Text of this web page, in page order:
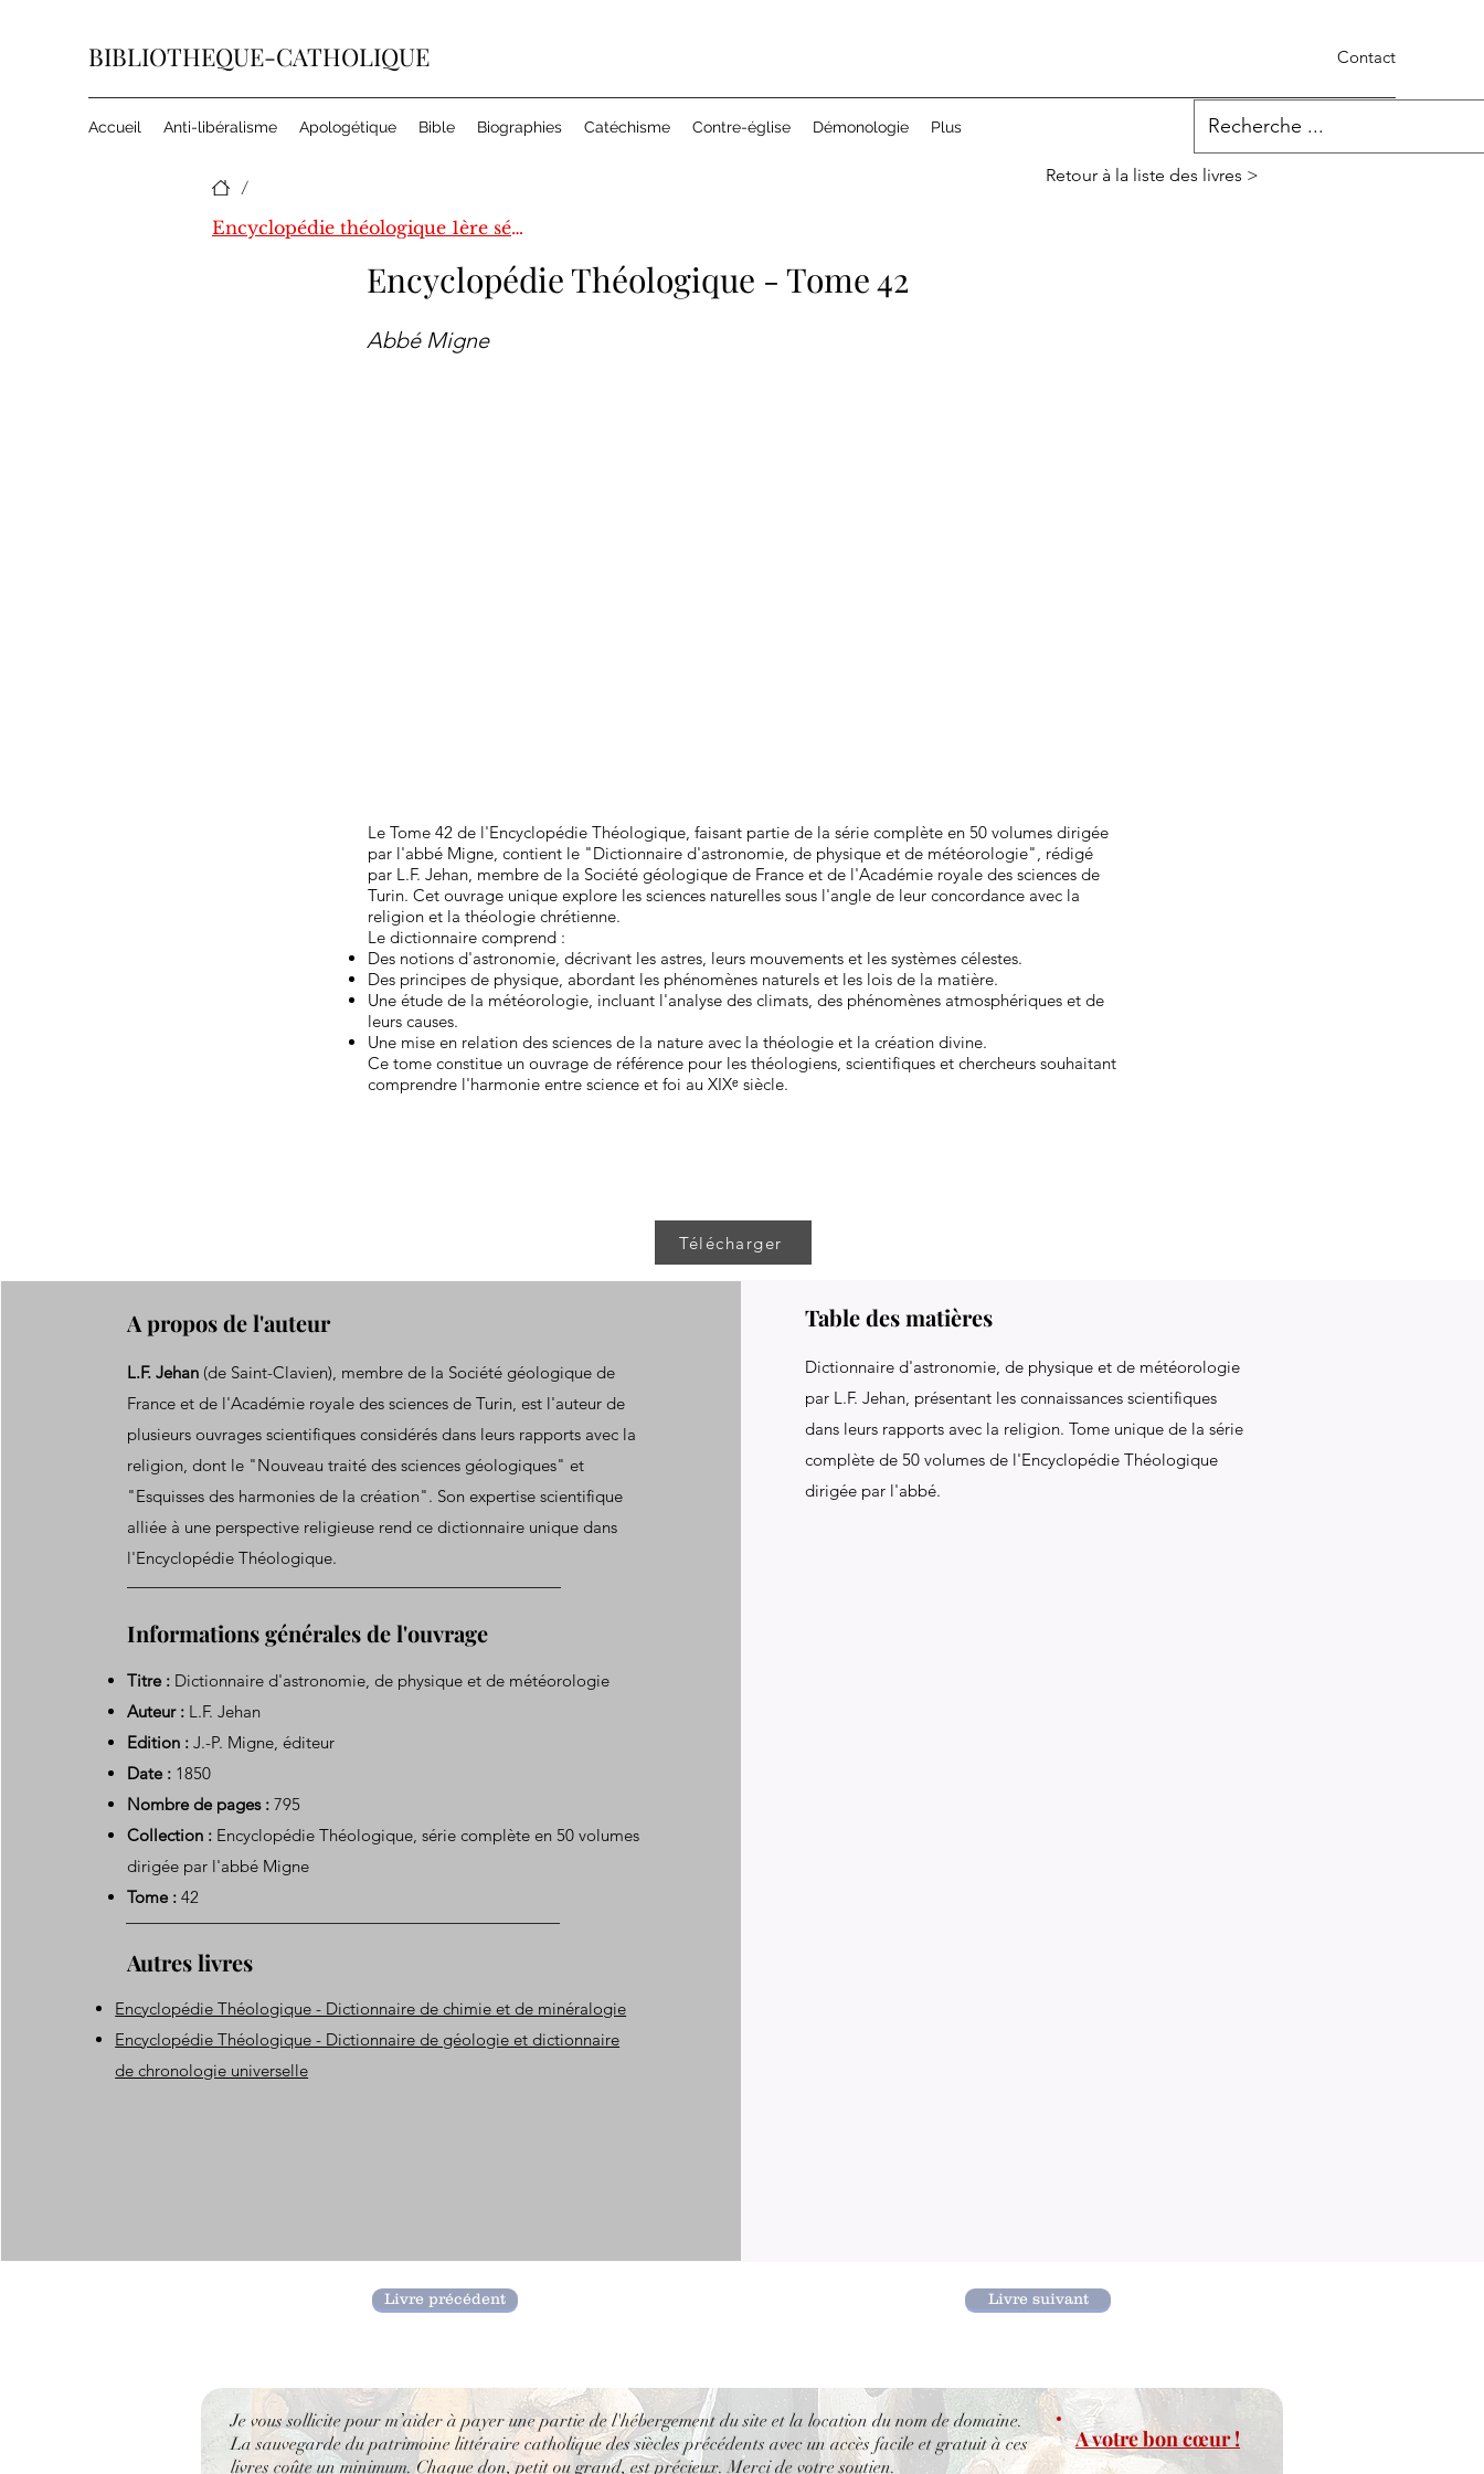
BIBLIOTHEQUE-CATHOLIQUE Contact
Accueil Anti-libéralisme Apologétique Bible Biographies Catéchisme Contre-église Démonologie Plus
/
Encyclopédie théologique 1ère série
Retour à la liste des livres >
Encyclopédie Théologique - Tome 42
Abbé Migne
Le Tome 42 de l'Encyclopédie Théologique, faisant partie de la série complète en 50 volumes dirigée
par l'abbé Migne, contient le "Dictionnaire d'astronomie, de physique et de météorologie", rédigé
par L.F. Jehan, membre de la Société géologique de France et de l'Académie royale des sciences de
Turin. Cet ouvrage unique explore les sciences naturelles sous l'angle de leur concordance avec la
religion et la théologie chrétienne.
Le dictionnaire comprend :
Des notions d'astronomie, décrivant les astres, leurs mouvements et les systèmes célestes.
Des principes de physique, abordant les phénomènes naturels et les lois de la matière.
Une étude de la météorologie, incluant l'analyse des climats, des phénomènes atmosphériques et de
leurs causes.
Une mise en relation des sciences de la nature avec la théologie et la création divine.
Ce tome constitue un ouvrage de référence pour les théologiens, scientifiques et chercheurs souhaitant
comprendre l'harmonie entre science et foi au XIXᵉ siècle.
Télécharger
A propos de l'auteur
L.F. Jehan (de Saint-Clavien), membre de la Société géologique de
France et de l'Académie royale des sciences de Turin, est l'auteur de
plusieurs ouvrages scientifiques considérés dans leurs rapports avec la
religion, dont le "Nouveau traité des sciences géologiques" et
"Esquisses des harmonies de la création". Son expertise scientifique
alliée à une perspective religieuse rend ce dictionnaire unique dans
l'Encyclopédie Théologique.
Informations générales de l'ouvrage
Titre : Dictionnaire d'astronomie, de physique et de météorologie
Auteur : L.F. Jehan
Edition : J.-P. Migne, éditeur
Date : 1850
Nombre de pages : 795
Collection : Encyclopédie Théologique, série complète en 50 volumes
dirigée par l'abbé Migne
Tome : 42
Autres livres
Encyclopédie Théologique - Dictionnaire de chimie et de minéralogie
Encyclopédie Théologique - Dictionnaire de géologie et dictionnaire
de chronologie universelle
Table des matières
Dictionnaire d'astronomie, de physique et de météorologie
par L.F. Jehan, présentant les connaissances scientifiques
dans leurs rapports avec la religion. Tome unique de la série
complète de 50 volumes de l'Encyclopédie Théologique
dirigée par l'abbé.
Livre précédent Livre suivant
A votre bon cœur !
Je vous sollicite pour m’aider à payer une partie de l'hébergement du site et la location du nom de domaine.
La sauvegarde du patrimoine littéraire catholique des siècles précédents avec un accès facile et gratuit à ces
livres coûte un minimum. Chaque don, petit ou grand, est précieux. Merci de votre soutien.